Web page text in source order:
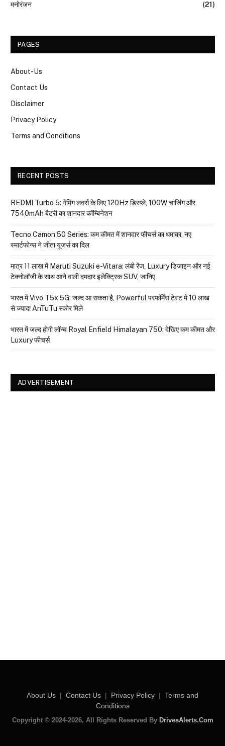
मनोरंजन
(21)
PAGES
About-Us
Contact Us
Disclaimer
Privacy Policy
Terms and Conditions
RECENT POSTS
REDMI Turbo 5: गेमिंग लवर्स के लिए 120Hz डिस्प्ले, 100W चार्जिंग और
7540mAh बैटरी का शानदार कॉम्बिनेशन
Tecno Camon 50 Series: कम कीमत में शानदार फीचर्स का धमाका, नए
स्मार्टफोन्स ने जीता यूजर्स का दिल
मात्र ₹11 लाख में Maruti Suzuki e-Vitara: लंबी रेंज, Luxury डिजाइन और नई
टेक्नोलॉजी के साथ आने वाली दमदार इलेक्ट्रिक SUV, जानिए
भारत में Vivo T5x 5G: जल्द आ सकता है, Powerful परफॉर्मेंस टेस्ट में 10 लाख
से ज्यादा AnTuTu स्कोर मिले
भारत में जल्द होगी लॉन्च Royal Enfield Himalayan 750: देखिए कम कीमत और
Luxury फीचर्स
ADVERTISEMENT
About Us | Contact Us | Privacy Policy | Terms and
Conditions
Copyright © 2024-2026, All Rights Reserved By DrivesAlerts.Com